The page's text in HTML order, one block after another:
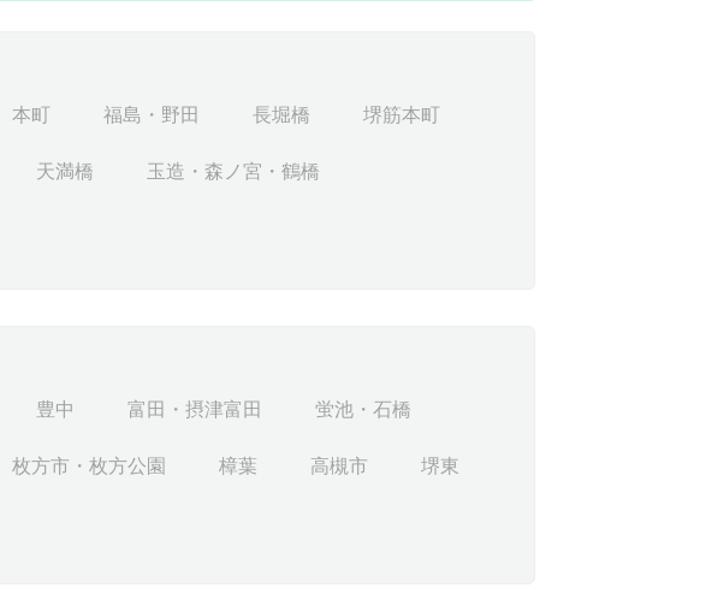
本町 福島・野田 長堀橋 堺筋本町
天満橋 玉造・森ノ宮・鶴橋
豊中 富田・摂津富田 蛍池・石橋
枚方市・枚方公園 樟葉 高槻市 堺東